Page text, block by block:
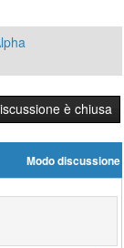
è chiusa
Modo discussione